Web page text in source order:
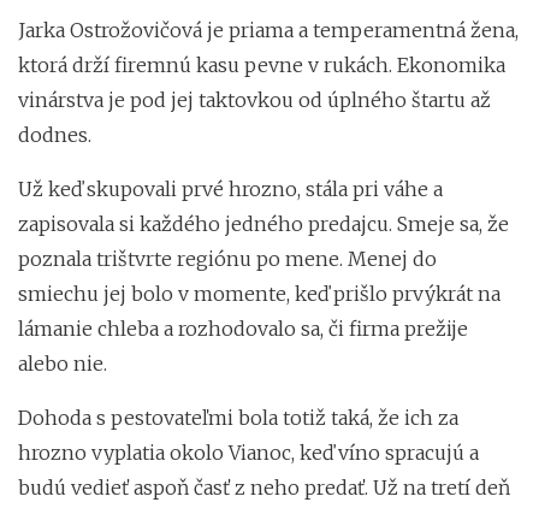
Jarka Ostrožovičová je priama a temperamentná žena,
ktorá drží firemnú kasu pevne v rukách. Ekonomika
vinárstva je pod jej taktovkou od úplného štartu až
dodnes.
Už keď skupovali prvé hrozno, stála pri váhe a
zapisovala si každého jedného predajcu. Smeje sa, že
poznala trištvrte regiónu po mene. Menej do
smiechu jej bolo v momente, keď prišlo prvýkrát na
lámanie chleba a rozhodovalo sa, či firma prežije
alebo nie.
Dohoda s pestovateľmi bola totiž taká, že ich za
hrozno vyplatia okolo Vianoc, keď víno spracujú a
budú vedieť aspoň časť z neho predať. Už na tretí deň